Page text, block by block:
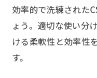
効率的で洗練された
ょう。適切な使い分
ける柔軟性と効率性
す。